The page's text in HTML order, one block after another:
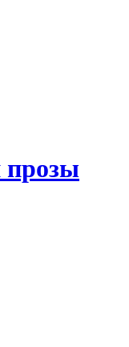
прозы